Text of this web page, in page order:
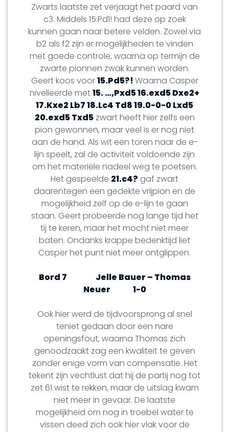
Zwarts laatste zet verjaagt het paard van
c3. Middels 15.Pd1! had deze op zoek
kunnen gaan naar betere velden. Zowel via
b2 als f2 zijn er mogelijkheden te vinden
met goede controle, waarna op termijn de
zwarte pionnen zwak kunnen worden.
Geert koos voor15.Pd5?!Waarna Casper
nivelleerde met15. …,Pxd5 16.exd5 Dxe2+
17.Kxe2 Lb7 18.Lc4 Td8 19.0-0-0 Lxd5
20.exd5 Txd5zwart heeft hier zelfs een
pion gewonnen, maar veel is er nog niet
aan de hand. Als wit een toren naar de e-
lijn speelt, zal de activiteit voldoende zijn
om het materiële nadeel weg te poetsen.
Het gespeelde 21.c4? gaf zwart
daarentegen een gedekte vrijpion en de
mogelijkheid zelf op de e-lijn te gaan
staan. Geert probeerde nog lange tijd het
tij te keren, maar het mocht niet meer
baten. Ondanks krappe bedenktijd liet
Casper het punt niet meer ontglippen.
Bord 7
Jelle Bauer – Thomas
Neuer
1-0
Ook hier werd de tijdvoorsprong al snel
teniet gedaan door een nare
openingsfout, waarna Thomas zich
genoodzaakt zag een kwaliteit te geven
zonder enige vorm van compensatie. Het
tekent zijn vechtlust dat hij de partij nog tot
zet 61 wist te rekken, maar de uitslag kwam
niet meer in gevaar. De laatste
mogelijkheid om nog in troebel water te
vissen deed zich ook hier vlak voor de